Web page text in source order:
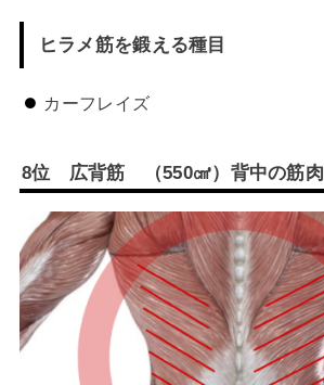
ヒラメ筋を鍛える種目
カーフレイズ
8位 広背筋 （550㎤）背中の筋肉